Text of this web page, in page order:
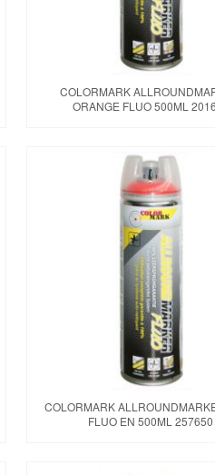
COLORMARK
ORANGE FLUO 500ML
COLORMARK
FLUO EN 500ML 257650